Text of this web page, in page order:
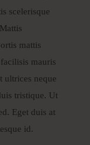
scelerisque
mattis
mauris
ultrices neque
tristique. Ut
Eget duis at
id.